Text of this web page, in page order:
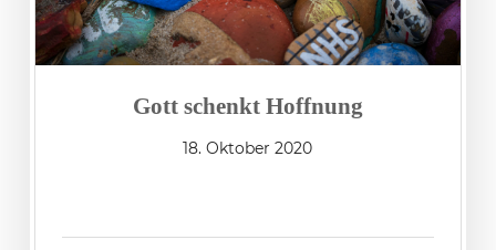
Gott schenkt Hoffnung
18. Oktober 2020